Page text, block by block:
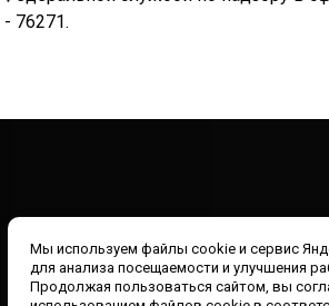
76271.
Мы используем файлы cookie и сервис
для анализа посещаемости и улучшения
Продолжая пользоваться сайтом, вы